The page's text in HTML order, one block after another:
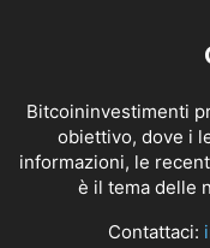
Bitcoininvestimenti
obiettivo, dove i
informazioni, le
è il tema delle
Contattaci: